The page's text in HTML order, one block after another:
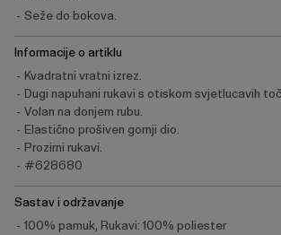
Seže do bokova.
Informacije o artiklu
Kvadratni vratni izrez.
Dugi napuhani rukavi s otiskom svjetlucavih
Volan na donjem rubu.
Elastično prošiven gornji dio.
Prozirni rukavi.
#628680
Sastav i održavanje
100% pamuk, Rukavi: 100% poliester